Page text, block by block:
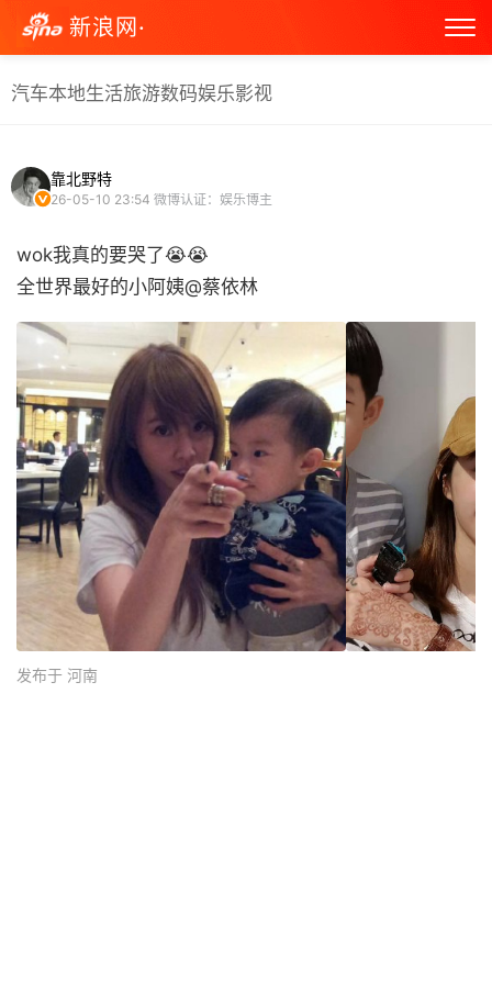
新浪网·
汽车本地生活旅游数码娱乐影视
靠北野特
26-05-10 23:54 微博认证：娱乐博主
wok我真的要哭了😭😭
全世界最好的小阿姨@蔡依林 ​
发布于 河南